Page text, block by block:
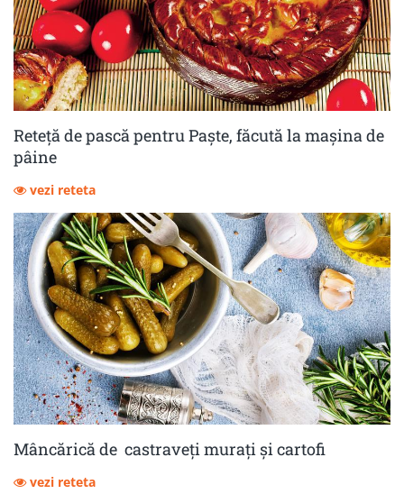
Reteță de pască pentru Paște, făcută la mașina de
pâine
vezi reteta
Mâncărică de castraveţi muraţi şi cartofi
vezi reteta